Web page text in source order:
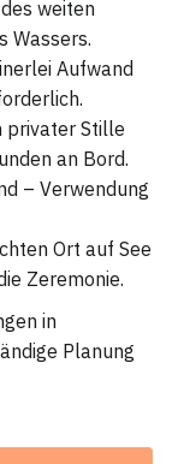
weiten
Wassers.
Aufwand
privater Stille
an Bord.
– Verwendung
Ort auf See
Zeremonie.
in
Planung